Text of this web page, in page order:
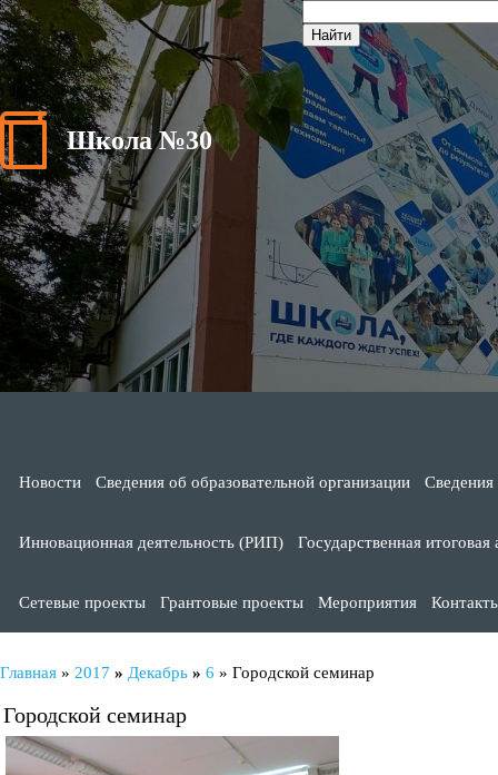
Школа №30
Новости Сведения об образовательной организации Сведения
Инновационная деятельность (РИП) Государственная итоговая
Сетевые проекты Грантовые проекты Мероприятия
Главная » 2017 » Декабрь » 6 » Городской семинар
Городской семинар